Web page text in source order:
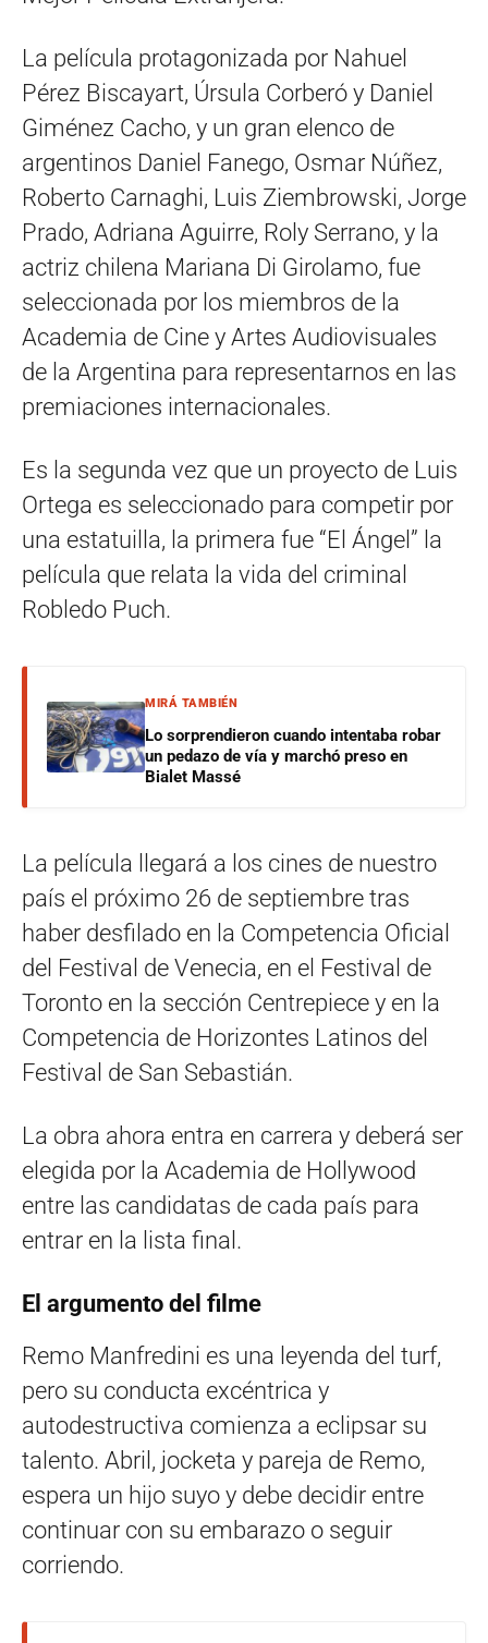
La película protagonizada por Nahuel
Pérez Biscayart, Úrsula Corberó y Daniel
Giménez Cacho, y un gran elenco de
argentinos Daniel Fanego, Osmar Núñez,
Roberto Carnaghi, Luis Ziembrowski, Jorge
Prado, Adriana Aguirre, Roly Serrano, y la
actriz chilena Mariana Di Girolamo, fue
seleccionada por los miembros de la
Academia de Cine y Artes Audiovisuales
de la Argentina para representarnos en las
premiaciones internacionales.
Es la segunda vez que un proyecto de Luis
Ortega es seleccionado para competir por
una estatuilla, la primera fue “El Ángel” la
película que relata la vida del criminal
Robledo Puch.
MIRÁ TAMBIÉN
Lo sorprendieron cuando intentaba robar
un pedazo de vía y marchó preso en
Bialet Massé
La película llegará a los cines de nuestro
país el próximo 26 de septiembre tras
haber desfilado en la Competencia Oficial
del Festival de Venecia, en el Festival de
Toronto en la sección Centrepiece y en la
Competencia de Horizontes Latinos del
Festival de San Sebastián.
La obra ahora entra en carrera y deberá ser
elegida por la Academia de Hollywood
entre las candidatas de cada país para
entrar en la lista final.
El argumento del filme
Remo Manfredini es una leyenda del turf,
pero su conducta excéntrica y
autodestructiva comienza a eclipsar su
talento. Abril, jocketa y pareja de Remo,
espera un hijo suyo y debe decidir entre
continuar con su embarazo o seguir
corriendo.